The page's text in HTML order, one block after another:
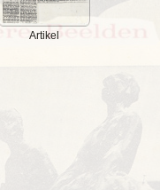
Artikel